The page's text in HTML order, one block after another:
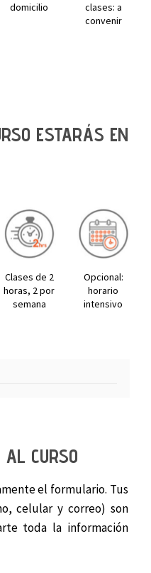
domicilio
clases: a
convenir
ESTARÁS EN
Clases de 2
horas, 2 por
semana
Opcional:
horario
intensivo
CURSO
el formulario. Tus
celular y correo) son
toda la información